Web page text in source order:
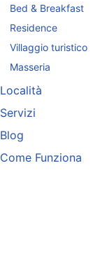
Bed & Breakfast
Residence
Villaggio turistico
Masseria
Località
Servizi
Blog
Come Funziona